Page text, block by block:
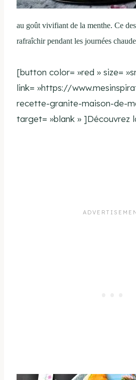
au goût vivifiant de la menthe. Ce
rafraîchir pendant les journées
[button color= »red » size=
link= »https://
recette-granite-maison-de-
target= »blank »